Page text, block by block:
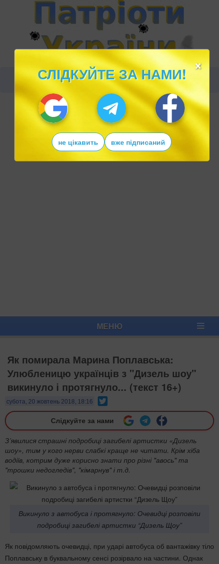
МЕНЮ
Як помирала Марина Поплавська:
Улюбленицю українців з "Дизель шоу"
викинуло і протягнуло... (текст 16+)
субота, 20 жовтень 2018, 18:16
Слідкуйте за нами
З’явилися страшні подробиці загибелі артистки «Дизель
шоу», тим у кого нерви слабкі краще не читати. Крім хіба
водіїв, котрим дуже корисно знати про різні "авось" та
"трошки недогледів", "кімарнув" і т.д.
Викинуло з автобуса і протягнуло: Очевидці розповіли
подробиці загибелі артистки “Дизель Щоу”
Як повідомляють очевидці, при ударі автобуса об вантажівку тіло
Поплавську в буквальному сенсі розірвало на частини. Однак
×
СЛІДКУЙТЕ ЗА НАМИ!
не цікавить вже підписаний